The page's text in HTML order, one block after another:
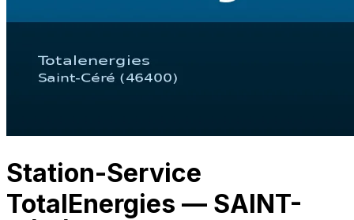
Station-Service
TotalEnergies — SAINT-